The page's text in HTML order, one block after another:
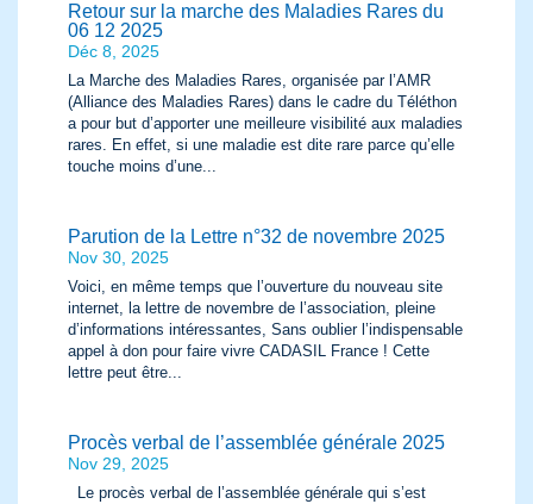
Retour sur la marche des Maladies Rares du
06 12 2025
Déc 8, 2025
La Marche des Maladies Rares, organisée par l’AMR
(Alliance des Maladies Rares) dans le cadre du Téléthon
a pour but d’apporter une meilleure visibilité aux maladies
rares. En effet, si une maladie est dite rare parce qu’elle
touche moins d’une...
Parution de la Lettre n°32 de novembre 2025
Nov 30, 2025
Voici, en même temps que l’ouverture du nouveau site
internet, la lettre de novembre de l’association, pleine
d’informations intéressantes, Sans oublier l’indispensable
appel à don pour faire vivre CADASIL France ! Cette
lettre peut être...
Procès verbal de l’assemblée générale 2025
Nov 29, 2025
Le procès verbal de l’assemblée générale qui s’est